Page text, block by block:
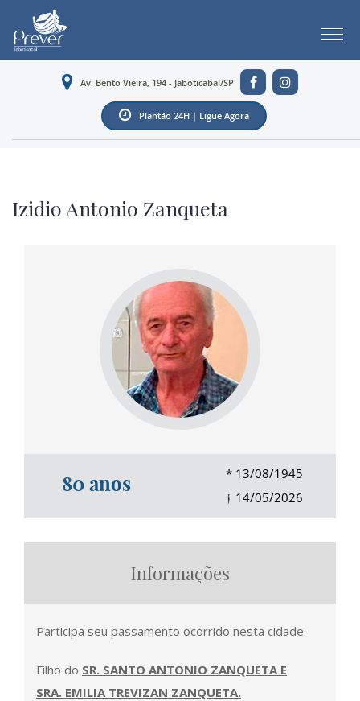
Av. Bento Vieira, 194 - Jaboticabal/SP
Plantão 24H | Ligue Agora
Izidio Antonio Zanqueta
80 anos
*13/08/1945
† 14/05/2026
Informações
Participa seu passamento ocorrido nesta cidade.
Filho do SR. SANTO ANTONIO ZANQUETA E
SRA. EMILIA TREVIZAN ZANQUETA.